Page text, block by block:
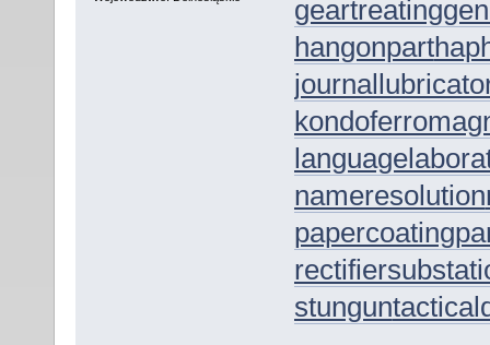
geartreating
hangonpart
nameresolution
papercoating
stungun